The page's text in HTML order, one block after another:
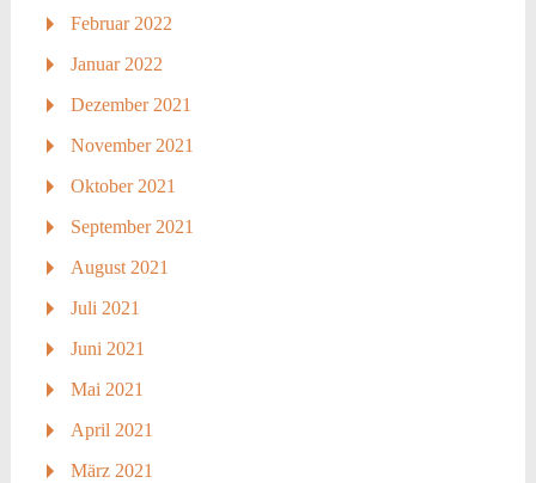
Februar 2022
Januar 2022
Dezember 2021
November 2021
Oktober 2021
September 2021
August 2021
Juli 2021
Juni 2021
Mai 2021
April 2021
März 2021